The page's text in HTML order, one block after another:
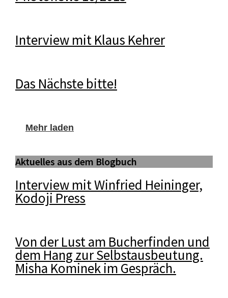
Interview mit Klaus Kehrer
Das Nächste bitte!
Mehr laden
Aktuelles aus dem Blogbuch
Interview mit Winfried Heininger,
Kodoji Press
Von der Lust am Bucherfinden und
dem Hang zur Selbstausbeutung.
Misha Kominek im Gespräch.